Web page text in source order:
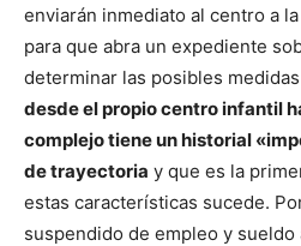
enviarán inmediato al centro a
para que abra un expediente
determinar las posibles
desde el propio centro infantil
complejo tiene un historial
de trayectoria y que es la
estas características sucede.
suspendido de empleo y sueldo